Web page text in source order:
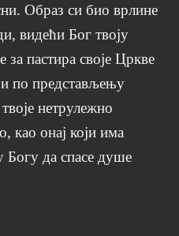
Образ си био врлине
видећи Бог твоју
пастира своје Цркве
и по представљењу
нетрулежно
као онај који има
Богу да спасе душе